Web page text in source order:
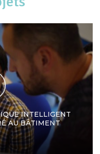
INTELLIGENT
AU BÂTIMENT